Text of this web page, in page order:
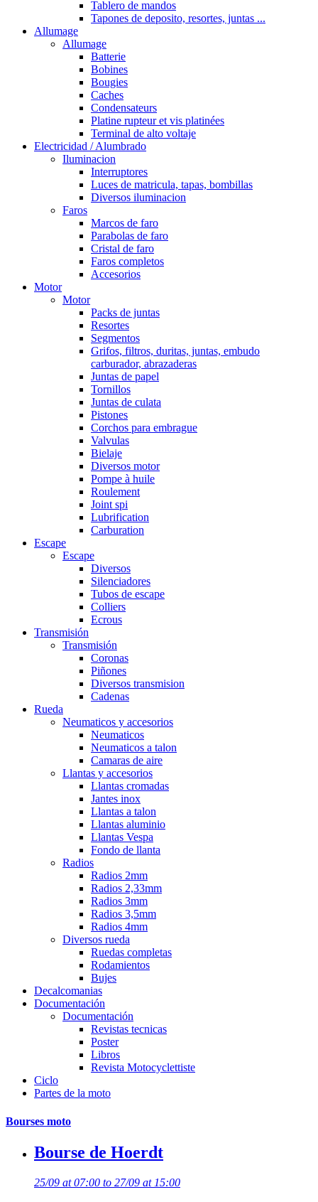
Tablero de mandos
Tapones de deposito, resortes, juntas ...
Allumage
Allumage
Batterie
Bobines
Bougies
Caches
Condensateurs
Platine rupteur et vis platinées
Terminal de alto voltaje
Electricidad / Alumbrado
Iluminacion
Interruptores
Luces de matricula, tapas, bombillas
Diversos iluminacion
Faros
Marcos de faro
Parabolas de faro
Cristal de faro
Faros completos
Accesorios
Motor
Motor
Packs de juntas
Resortes
Segmentos
Grifos, filtros, duritas, juntas, embudo
carburador, abrazaderas
Juntas de papel
Tornillos
Juntas de culata
Pistones
Corchos para embrague
Valvulas
Bielaje
Diversos motor
Pompe à huile
Roulement
Joint spi
Lubrification
Carburation
Escape
Escape
Diversos
Silenciadores
Tubos de escape
Colliers
Ecrous
Transmisión
Transmisión
Coronas
Piñones
Diversos transmision
Cadenas
Rueda
Neumaticos y accesorios
Neumaticos
Neumaticos a talon
Camaras de aire
Llantas y accesorios
Llantas cromadas
Jantes inox
Llantas a talon
Llantas aluminio
Llantas Vespa
Fondo de llanta
Radios
Radios 2mm
Radios 2,33mm
Radios 3mm
Radios 3,5mm
Radios 4mm
Diversos rueda
Ruedas completas
Rodamientos
Bujes
Decalcomanias
Documentación
Documentación
Revistas tecnicas
Poster
Libros
Revista Motocyclettiste
Ciclo
Partes de la moto
Bourses moto
Bourse de Hoerdt
25/09 at 07:00 to 27/09 at 15:00